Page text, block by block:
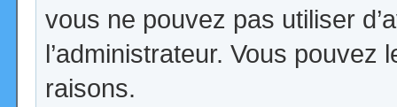
vous ne pouvez pas utiliser
l’administrateur. Vous
raisons.